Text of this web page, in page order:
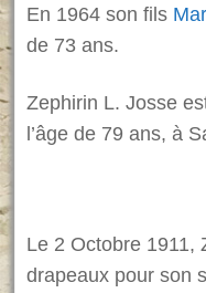
En 1964 son fils
de 73 ans.
Zephirin L. Josse
l’âge de 79 ans, à
Le 2 Octobre 1911,
drapeaux pour son